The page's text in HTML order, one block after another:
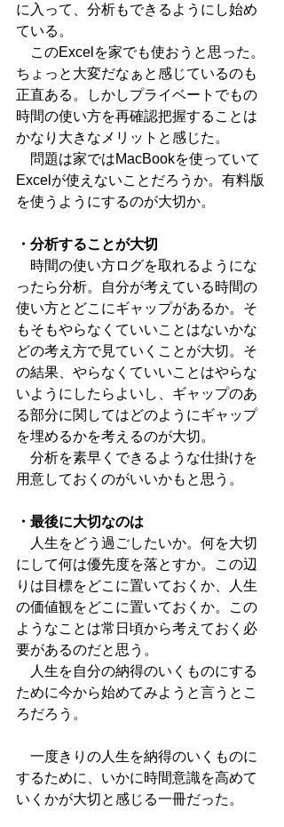
に入って、分析もできるようにし始め
ている。
このExcelを家でも使おうと思った。
ちょっと大変だなぁと感じているのも
正直ある。しかしプライベートでもの
時間の使い方を再確認把握することは
かなり大きなメリットと感じた。
問題は家ではMacBookを使っていて
Excelが使えないことだろうか。有料版
を使うようにするのが大切か。
・分析することが大切
時間の使い方ログを取れるようにな
ったら分析。自分が考えている時間の
使い方とどこにギャップがあるか。そ
もそもやらなくていいことはないかな
どの考え方で見ていくことが大切。そ
の結果、やらなくていいことはやらな
いようにしたらよいし、ギャップのあ
る部分に関してはどのようにギャップ
を埋めるかを考えるのが大切。
分析を素早くできるような仕掛けを
用意しておくのがいいかもと思う。
・最後に大切なのは
人生をどう過ごしたいか。何を大切
にして何は優先度を落とすか。この辺
りは目標をどこに置いておくか、人生
の価値観をどこに置いておくか。この
ようなことは常日頃から考えておく必
要があるのだと思う。
人生を自分の納得のいくものにする
ために今から始めてみようと言うとこ
ろだろう。
一度きりの人生を納得のいくものに
するために、いかに時間意識を高めて
いくかが大切と感じる一冊だった。